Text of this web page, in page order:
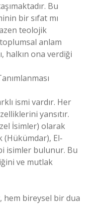
Bu
bir sıfat mı
teolojik
anlam
halkın ona verdiği
ismi vardır. Her
yansıtır.
İsimler) olarak
(Hükümdar), El-
isimler bulunur. Bu
ve mutlak
hem bireysel bir dua